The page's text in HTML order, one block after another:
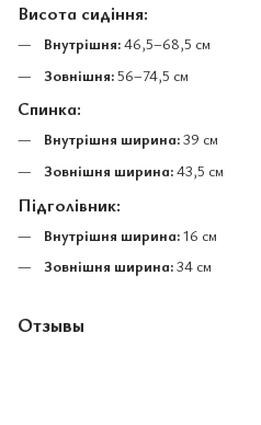
Висота сидіння:
Внутрішня:46,5–68,5 см
Зовнішня:56–74,5 см
Спинка:
Внутрішня ширина:39 см
Зовнішня ширина:43,5 см
Підголівник:
Внутрішня ширина:16 см
Зовнішня ширина:34 см
Отзывы